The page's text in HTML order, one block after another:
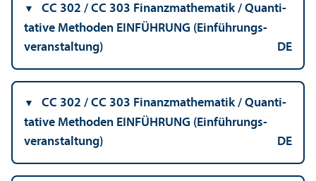
CC 302 / CC 303 Finanz­mathematik / Quanti­
tative Methoden EINFÜHRUNG (Einführungs­
veranstaltung)
DE
CC 302 / CC 303 Finanz­mathematik / Quanti­
tative Methoden EINFÜHRUNG (Einführungs­
veranstaltung)
DE